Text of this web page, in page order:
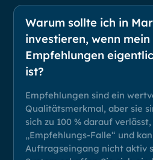
Warum sollte ich in
investieren, wenn
Empfehlungen
ist?
Empfehlungen sind ein
Qualitätsmerkmal, aber sie
sich zu 100 % darauf
„Empfehlungs-Falle“ und
Auftragseingang nicht aktiv